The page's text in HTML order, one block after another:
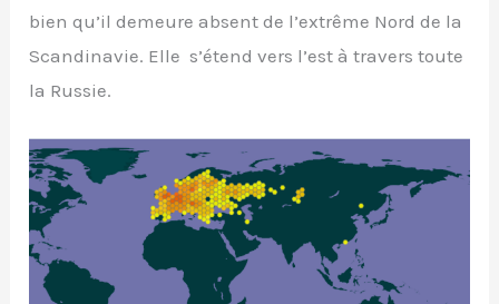
bien qu’il demeure absent de l’extrême Nord de la
Scandinavie. Elle s’étend vers l’est à travers toute
la Russie.